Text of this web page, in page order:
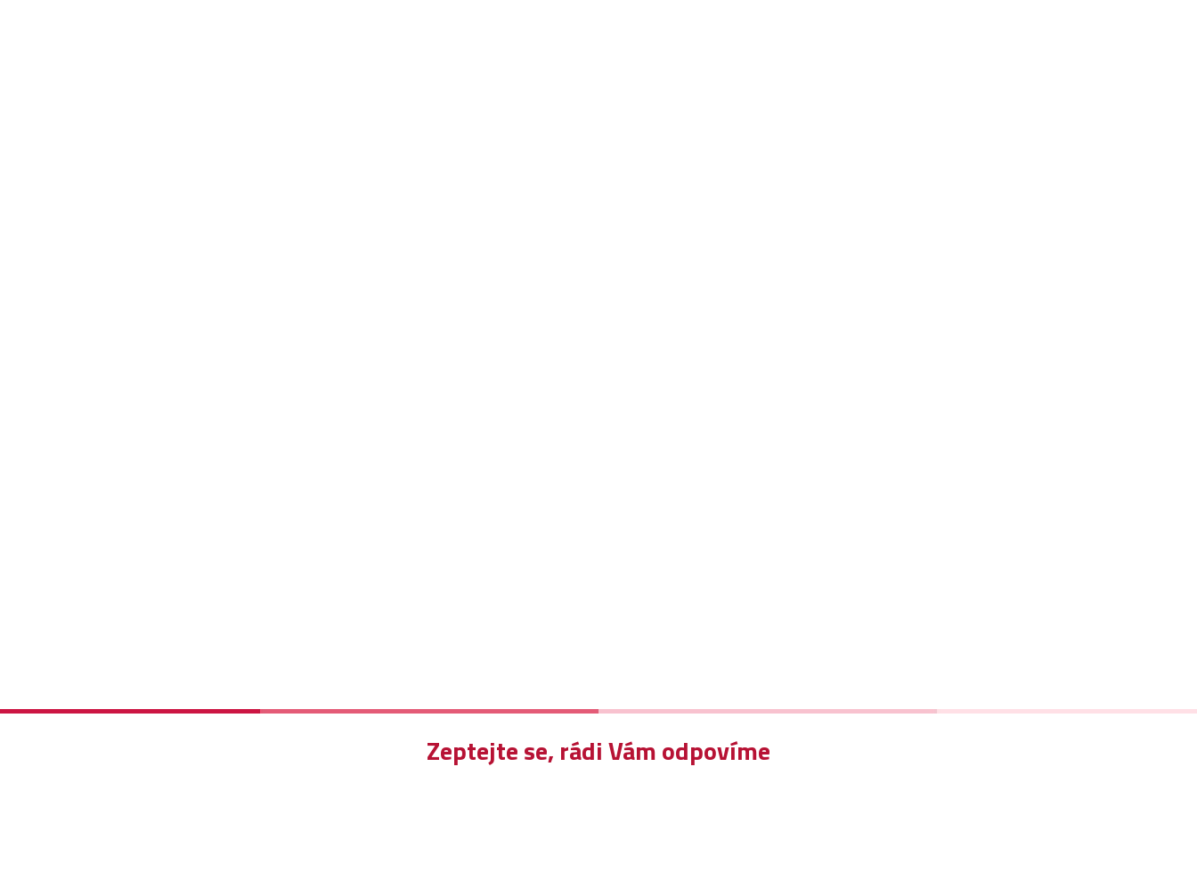
Zeptejte se, rádi Vám odpovíme